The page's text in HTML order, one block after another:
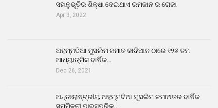
ସହାନୁଭୂତିର ଶିକ୍ଷା ଦେଇଥାଏ ରମଜାନ ର ରୋଜା
Apr 3, 2022
ଅହମ୍ମଦିଆ ମୁସଲିମ ଜମାତ କାଦିଆନ ଠାରେ ୧୨୬ ତମ
ଆଧ୍ୟାତ୍ମିକ ବାର୍ଷିକ…
Dec 26, 2021
ଅନ୍ତଃରାଷ୍ଟ୍ରୀୟ ଅହମ୍ମଦିଆ ମୁସଲିମ ଜମାଅତର ବାର୍ଷିକ
ସମ୍ମିଳନୀ ପାରସ୍ପରିକ…